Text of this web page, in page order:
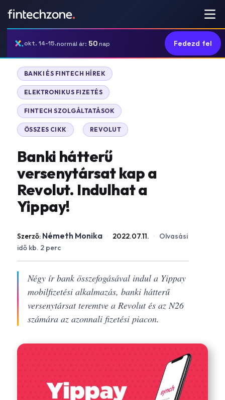
okt. 14-15.normál ár: 50nap Fedezd fel
BANKI ÉS FINTECH HÍREK
ELEKTRONIKUS FIZETÉS
FINTECH SZOLGÁLTATÁSOK
ÖSSZES CIKK REVOLUT
Banki hátterű
versenytársat kap a
Revolut. Indulhat a
Yippay!
Szerző: Németh Monika · 2022.07.11. · Olvasási
idő kb. 2 perc
Négy ír bank összefogásával indul a Yippay
mobilfizetési alkalmazás, banki hátterű
versenytársat teremtve a Revolut és az N26
számára az azonnali fizetési piacon.